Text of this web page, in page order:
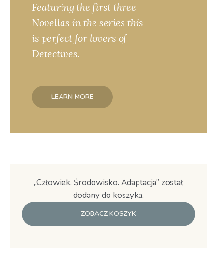
Featuring the first three
Novellas in the series this
is perfect for lovers of
Detectives.
LEARN MORE
„Człowiek. Środowisko. Adaptacja” został
dodany do koszyka.
ZOBACZ KOSZYK